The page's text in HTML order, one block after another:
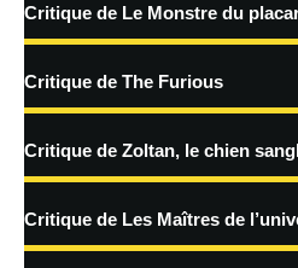
traitées
Critique de Le Monstre du
Critique de The Furious
Critique de Zoltan, le chien
Critique de Les Maîtres de